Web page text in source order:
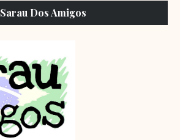
Sarau Dos Amigos